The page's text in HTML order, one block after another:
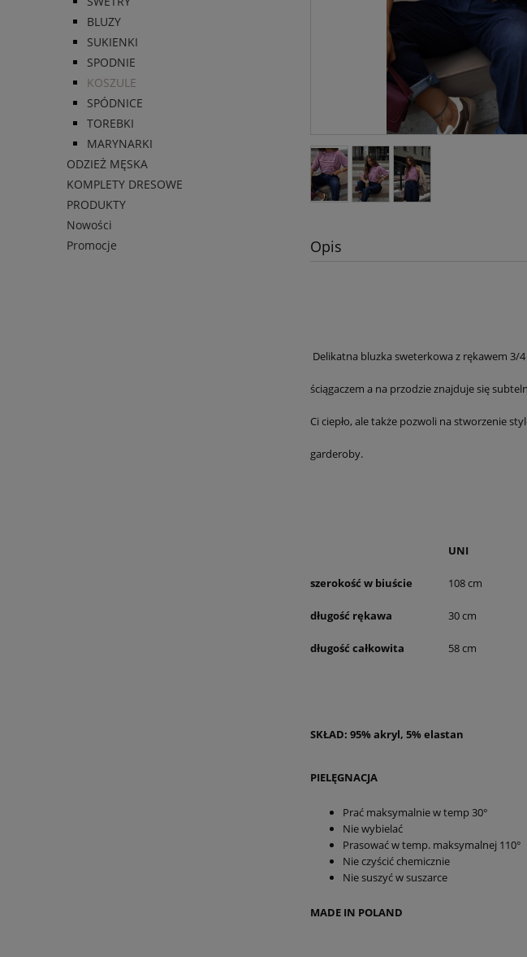
BLUZY
SUKIENKI
SPODNIE
KOSZULE
SPÓDNICE
TOREBKI
MARYNARKI
ODZIEŻ MĘSKA
KOMPLETY DRESOWE
PRODUKTY
Nowości
Promocje
Opis
Delikatna bluzka sweterkowa z rękawem 3/
ściągaczem a na przodzie znajduje się
Ci ciepło, ale także pozwoli na stworzenie
garderoby.
UNI
szerokość w biuście 108 cm
długość rękawa 30 cm
długość całkowita 58 cm
SKŁAD: 95% akryl, 5% elastan
PIELĘGNACJA
Prać maksymalnie w temp 30°
Nie wybielać
Prasować w temp. maksymalnej 110°
Nie czyścić chemicznie
Nie suszyć w suszarce
MADE IN POLAND